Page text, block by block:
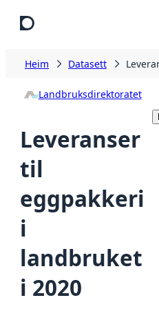
Heim Datasett
Landbruksdirektoratet
Leveranser
til
eggpakkeri
i
landbruket
i 2020